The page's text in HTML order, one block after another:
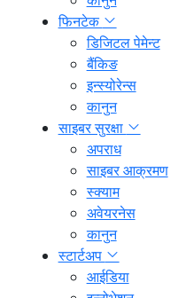
फिनटेक
डिजिटल पेमेन्ट
बैंकिङ
इन्स्योरेन्स
कानुन
साइबर सुरक्षा
अपराध
साइबर आक्रमण
स्क्याम
अवेयरनेस
कानुन
स्टार्टअप
आईडिया